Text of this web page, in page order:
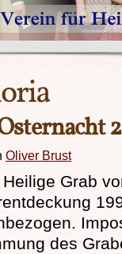
Oliver Brust
Grab
des